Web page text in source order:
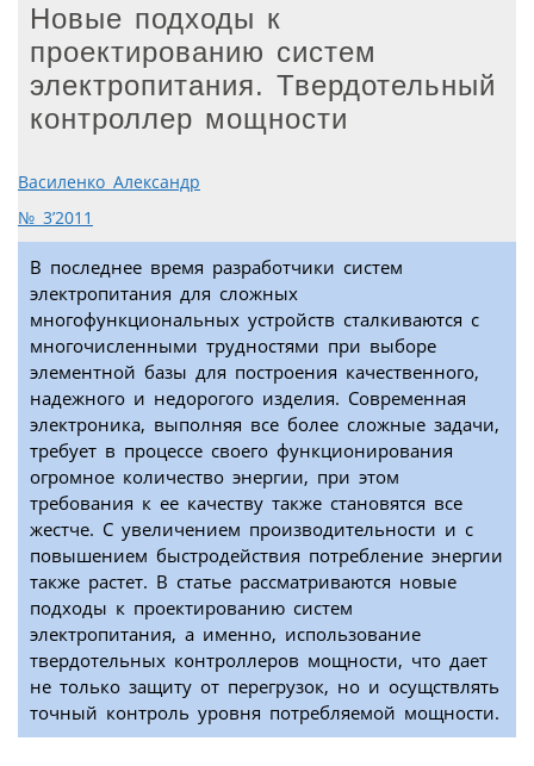
Новые подходы к
проектированию систем
электропитания. Твердотельный
контроллер мощности
Василенко Александр
№ 3’2011
В последнее время разработчики систем
электропитания для сложных
многофункциональных устройств сталкиваются с
многочисленными трудностями при выборе
элементной базы для построения качественного,
надежного и недорогого изделия. Современная
электроника, выполняя все более сложные задачи,
требует в процессе своего функционирования
огромное количество энергии, при этом
требования к ее качеству также становятся все
жестче. С увеличением производительности и с
повышением быстродействия потребление энергии
также растет. В статье рассматриваются новые
подходы к проектированию систем
электропитания, а именно, использование
твердотельных контроллеров мощности, что дает
не только защиту от перегрузок, но и осущствлять
точный контроль уровня потребляемой мощности.